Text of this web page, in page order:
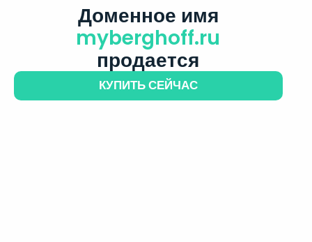
Доменное имя
myberghoff.ru
продается
КУПИТЬ СЕЙЧАС